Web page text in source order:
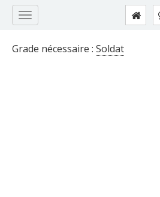
Grade nécessaire : Soldat